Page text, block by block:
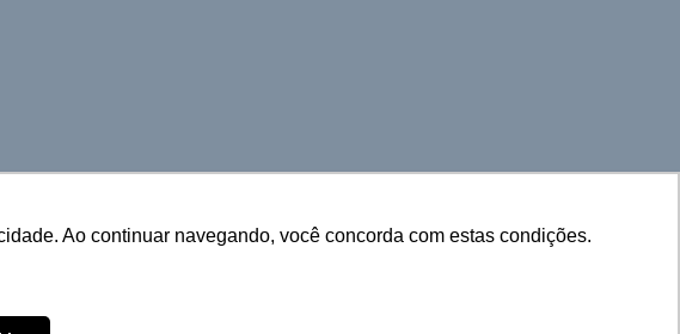
Ao continuar navegando, você concorda com estas condições.
do Sul